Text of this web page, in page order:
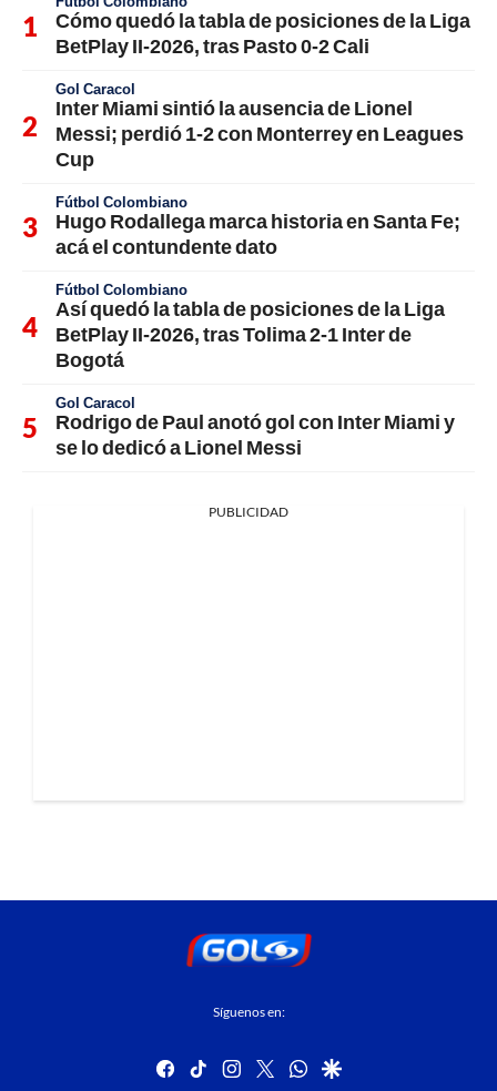
Cómo quedó la tabla de posiciones de la Liga
BetPlay II-2026, tras Pasto 0-2 Cali
Gol Caracol
Inter Miami sintió la ausencia de Lionel
Messi; perdió 1-2 con Monterrey en Leagues
Cup
Fútbol Colombiano
Hugo Rodallega marca historia en Santa Fe;
acá el contundente dato
Fútbol Colombiano
Así quedó la tabla de posiciones de la Liga
BetPlay II-2026, tras Tolima 2-1 Inter de
Bogotá
Gol Caracol
Rodrigo de Paul anotó gol con Inter Miami y
se lo dedicó a Lionel Messi
PUBLICIDAD
Síguenos en:
facebook
tiktok instagram
twitterwhatsapp
google